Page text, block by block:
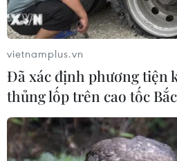
Lào Cai: 17 trẻ nhập
khi ăn quả hồng châu
vietnamplus.vn
Đã xác định phương tiện
thủng lốp trên cao tốc